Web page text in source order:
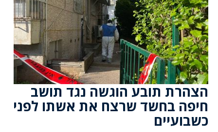
הצהרת תובע הוגשה נגד תושב
חיפה בחשד שרצח את אשתו לפני
כשבועיים